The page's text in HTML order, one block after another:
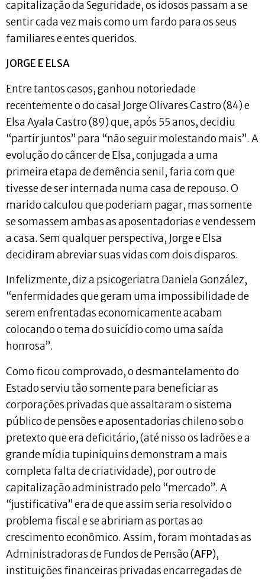
capitalização da Seguridade, os idosos passam a se
sentir cada vez mais como um fardo para os seus
familiares e entes queridos.
JORGE E ELSA
Entre tantos casos, ganhou notoriedade
recentemente o do casal Jorge Olivares Castro (84) e
Elsa Ayala Castro (89) que, após 55 anos, decidiu
“partir juntos” para “não seguir molestando mais”. A
evolução do câncer de Elsa, conjugada a uma
primeira etapa de demência senil, faria com que
tivesse de ser internada numa casa de repouso. O
marido calculou que poderiam pagar, mas somente
se somassem ambas as aposentadorias e vendessem
a casa. Sem qualquer perspectiva, Jorge e Elsa
decidiram abreviar suas vidas com dois disparos.
Infelizmente, diz a psicogeriatra Daniela González,
“enfermidades que geram uma impossibilidade de
serem enfrentadas economicamente acabam
colocando o tema do suicídio como uma saída
honrosa”.
Como ficou comprovado, o desmantelamento do
Estado serviu tão somente para beneficiar as
corporações privadas que assaltaram o sistema
público de pensões e aposentadorias chileno sob o
pretexto que era deficitário, (até nisso os ladrões e a
grande mídia tupiniquins demonstram a mais
completa falta de criatividade), por outro de
capitalização administrado pelo “mercado”. A
“justificativa” era de que assim seria resolvido o
problema fiscal e se abririam as portas ao
crescimento econômico. Assim, foram montadas as
Administradoras de Fundos de Pensão (AFP),
instituições financeiras privadas encarregadas de